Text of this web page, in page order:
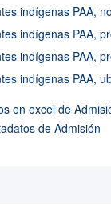
indígenas PAA,
indígenas PAA,
indígenas PAA,
indígenas PAA,
en excel de
de Admisión